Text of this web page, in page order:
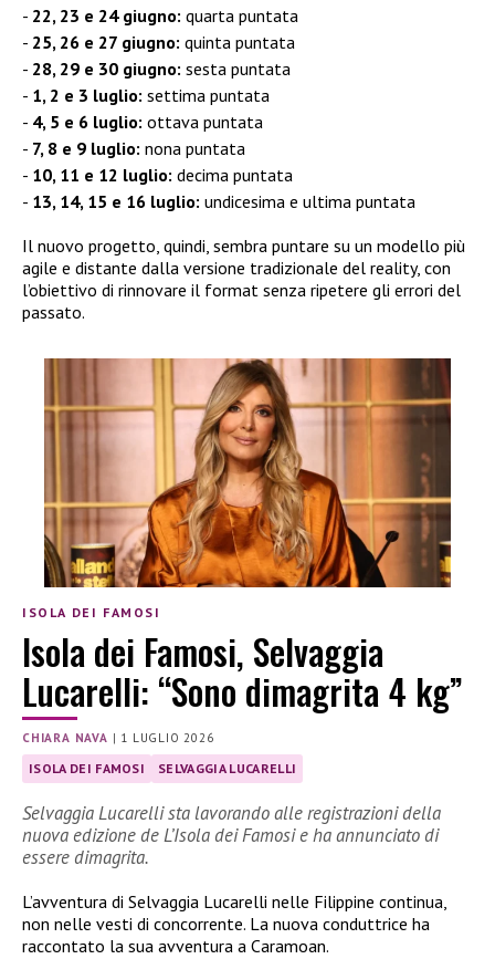
22, 23 e 24 giugno: quarta puntata
25, 26 e 27 giugno: quinta puntata
28, 29 e 30 giugno: sesta puntata
1, 2 e 3 luglio: settima puntata
4, 5 e 6 luglio: ottava puntata
7, 8 e 9 luglio: nona puntata
10, 11 e 12 luglio: decima puntata
13, 14, 15 e 16 luglio: undicesima e ultima puntata
Il nuovo progetto, quindi, sembra puntare su un modello più
agile e distante dalla versione tradizionale del reality, con
l’obiettivo di rinnovare il format senza ripetere gli errori del
passato.
ISOLA DEI FAMOSI
Isola dei Famosi, Selvaggia
Lucarelli: “Sono dimagrita 4 kg”
CHIARA NAVA | 1 LUGLIO 2026
ISOLA DEI FAMOSI SELVAGGIA LUCARELLI
Selvaggia Lucarelli sta lavorando alle registrazioni della
nuova edizione de L’Isola dei Famosi e ha annunciato di
essere dimagrita.
L’avventura di Selvaggia Lucarelli nelle Filippine continua,
non nelle vesti di concorrente. La nuova conduttrice ha
raccontato la sua avventura a Caramoan.